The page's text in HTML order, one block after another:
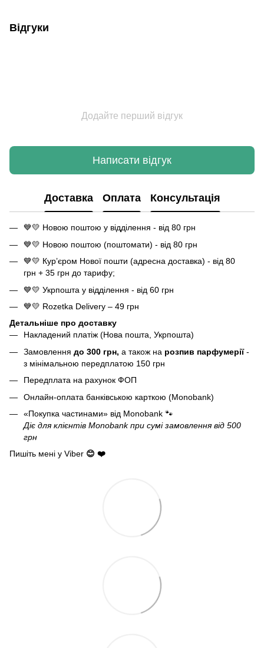
Відгуки
Додайте перший відгук
Написати відгук
Доставка Оплата Консультація
💙💛 Новою поштою у відділення - від 80 грн
💙💛 Новою поштою (поштомати) - від 80 грн
💙💛 Кур’єром Нової пошти (адресна доставка) - від 80
грн + 35 грн до тарифу;
💙💛 Укрпошта у відділення - від 60 грн
💙💛 Rozetka Delivery – 49 грн
Детальніше про доставку
Накладений платіж (Нова пошта, Укрпошта)
Замовлення до 300 грн, а також на розпив парфумерії-
з мінімальною передплатою 150 грн
Передплата на рахунок ФОП
Онлайн-оплата банківською карткою (Monobank)
«Покупка частинами» від Monobank 🐾
Діє для клієнтів Monobank при сумі замовлення від 500
грн
Пишіть мені у Viber 😊 ❤️